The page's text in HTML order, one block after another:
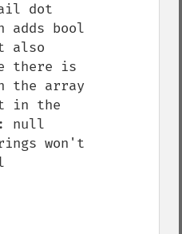
dot
adds bool
also
there is
the array
in the
null
won't